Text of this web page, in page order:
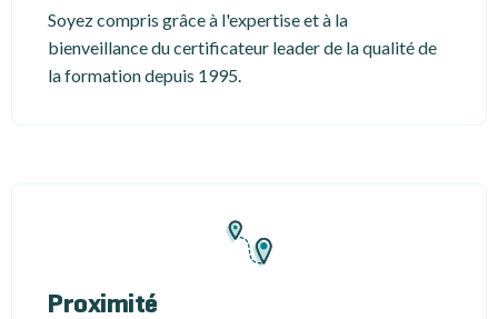
Soyez compris grâce à l'expertise et à la
bienveillance du certificateur leader de la qualité de
la formation depuis 1995.
Proximité